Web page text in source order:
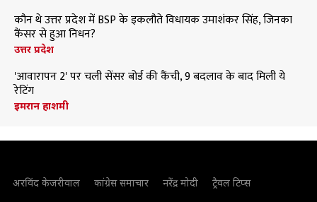
कौन थे उत्तर प्रदेश में BSP के इकलौते विधायक उमाशंकर सिंह, जिनका
कैंसर से हुआ निधन?
उत्तर प्रदेश
'आवारापन 2' पर चली सेंसर बोर्ड की कैंची, 9 बदलाव के बाद मिली ये
रेटिंग
इमरान हाशमी
अरविंद केजरीवाल कांग्रेस समाचार नरेंद्र मोदी
ट्रैवल टिप्स